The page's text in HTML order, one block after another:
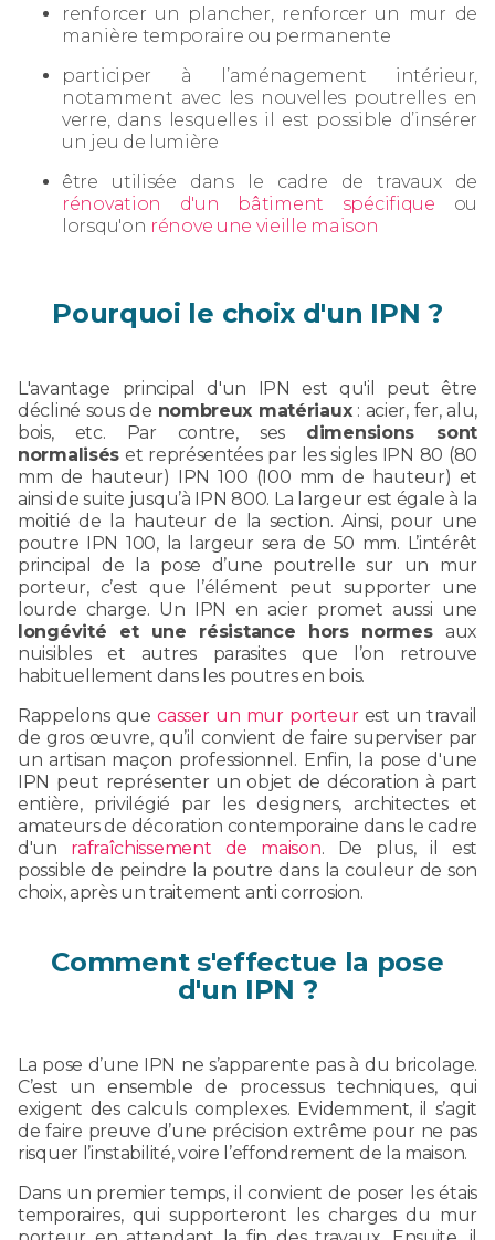
renforcer un plancher, renforcer un mur de
manière temporaire ou permanente
participer à l’aménagement intérieur,
notamment avec les nouvelles poutrelles en
verre, dans lesquelles il est possible d’insérer
un jeu de lumière
être utilisée dans le cadre de travaux de
rénovation d'un bâtiment spécifique ou
lorsqu'on rénove une vieille maison
Pourquoi le choix d'un IPN ?
L'avantage principal d'un IPN est qu'il peut être
décliné sous de nombreux matériaux: acier, fer, alu,
bois, etc. Par contre, ses dimensions sont
normalisés et représentées par les sigles IPN 80 (80
mm de hauteur) IPN 100 (100 mm de hauteur) et
ainsi de suite jusqu’à IPN 800. La largeur est égale à la
moitié de la hauteur de la section. Ainsi, pour une
poutre IPN 100, la largeur sera de 50 mm. L’intérêt
principal de la pose d’une poutrelle sur un mur
porteur, c’est que l’élément peut supporter une
lourde charge. Un IPN en acier promet aussi une
longévité et une résistance hors normes aux
nuisibles et autres parasites que l’on retrouve
habituellement dans les poutres en bois.
Rappelons quecasser un mur porteurest un travail
de gros œuvre, qu’il convient de faire superviser par
un artisan maçon professionnel. Enfin, la pose d'une
IPN peut représenter un objet de décoration à part
entière, privilégié par les designers, architectes et
amateurs de décoration contemporaine dans le cadre
d'un rafraîchissement de maison. De plus, il est
possible de peindre la poutre dans la couleur de son
choix, après un traitement anti corrosion.
Comment s'effectue la pose
d'un IPN ?
La pose d’une IPN ne s’apparente pas à du bricolage.
C’est un ensemble de processus techniques, qui
exigent des calculs complexes. Evidemment, il s’agit
de faire preuve d’une précision extrême pour ne pas
risquer l’instabilité, voire l’effondrement de la maison.
Dans un premier temps, il convient de poser les étais
temporaires, qui supporteront les charges du mur